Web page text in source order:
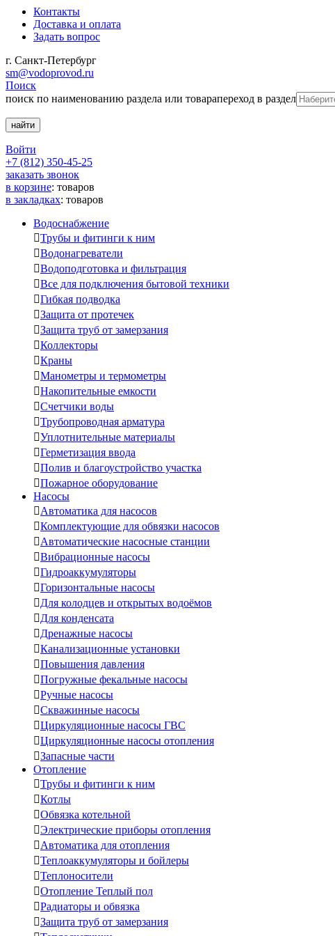
Контакты
Доставка и оплата
Задать вопрос
г. Санкт-Петербург
sm@vodoprovod.ru
Поиск
поиск по наименованию раздела или товарапереход в раздел
Войти
+7 (812) 350-45-25
заказать звонок
в корзине: товаров
в закладках: товаров
Водоснабжение
Трубы и фитинги к ним
Водонагреватели
Водоподготовка и фильтрация
Все для подключения бытовой техники
Гибкая подводка
Защита от протечек
Защита труб от замерзания
Коллекторы
Краны
Манометры и термометры
Накопительные емкости
Счетчики воды
Трубопроводная арматура
Уплотнительные материалы
Герметизация ввода
Полив и благоустройство участка
Пожарное оборудование
Насосы
Автоматика для насосов
Комплектующие для обвязки насосов
Автоматические насосные станции
Вибрационные насосы
Гидроаккумуляторы
Горизонтальные насосы
Для колодцев и открытых водоёмов
Для конденсата
Дренажные насосы
Канализационные установки
Повышения давления
Погружные фекальные насосы
Ручные насосы
Скважинные насосы
Циркуляционные насосы ГВС
Циркуляционные насосы отопления
Запасные части
Отопление
Трубы и фитинги к ним
Котлы
Обвязка котельной
Электрические приборы отопления
Автоматика для отопления
Теплоаккумуляторы и бойлеры
Теплоносители
Отопление Теплый пол
Радиаторы и обвязка
Защита труб от замерзания